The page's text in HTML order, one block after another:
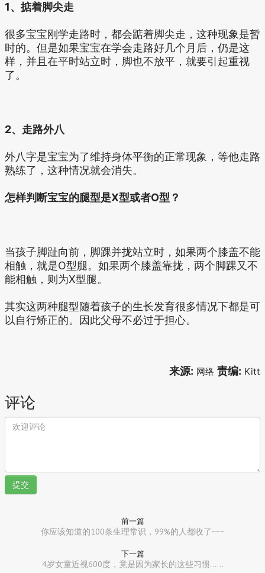
1、掂着脚尖走
很多宝宝刚学走路时，都会踮着脚尖走，这种现象是暂
时的。但是如果宝宝在学会走路好几个月后，仍是这
样，并且在平时站立时，脚也不放平，就要引起重视
了。
2、走路外八
外八字是宝宝为了维持身体平衡的正常现象，等他走路
熟练了，这种情况就会消失。
怎样判断宝宝的腿型是X型或者O型？
当孩子脚趾向前，脚踝并拢站立时，如果两个膝盖不能
相触，就是O型腿。如果两个膝盖靠拢，两个脚踝又不
能相触，则为X型腿。
其实这两种腿型随着孩子的生长发育很多情况下都是可
以自行矫正的。因此父母不必过于担心。
来源: 网络 责编: Kitt
评论
提交
前一篇
你应该知道的100条生理常识，99%的人都收了~~~
下一篇
4岁女童近视600度，竟是因为家长的这些习惯......